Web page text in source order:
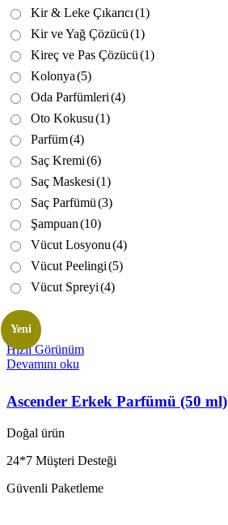
Kir & Leke Çıkarıcı(1)
Kir ve Yağ Çözücü(1)
Kireç ve Pas Çözücü(1)
Kolonya(5)
Oda Parfümleri(4)
Oto Kokusu(1)
Parfüm(4)
Saç Kremi(6)
Saç Maskesi(1)
Saç Parfümü(3)
Şampuan(10)
Vücut Losyonu(4)
Vücut Peelingi(5)
Vücut Spreyi(4)
Hızlı Görünüm
Devamını oku
Yeni
Ascender Erkek Parfümü (50 ml)
Doğal ürün
24*7 Müşteri Desteği
Güvenli Paketleme